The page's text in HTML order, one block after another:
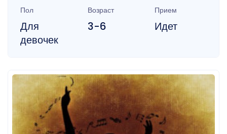
Пол
Для
девочек
Возраст
3-6
Прием
Идет